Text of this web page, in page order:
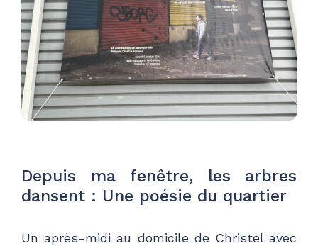
Depuis ma fenêtre, les arbres
dansent : Une poésie du quartier
Un après-midi au domicile de Christel avec